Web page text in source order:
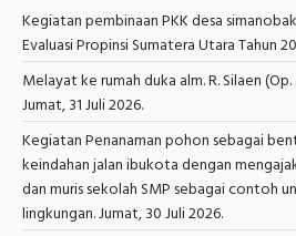
Kegiatan pembinaan PKK desa
Evaluasi Propinsi Sumatera Utara Tahun
Melayat ke rumah duka alm. R. Silaen
Jumat, 31 Juli 2026.
Kegiatan Penanaman pohon sebagai
keindahan jalan ibukota dengan
dan muris sekolah SMP sebagai contoh
lingkungan. Jumat, 30 Juli 2026.